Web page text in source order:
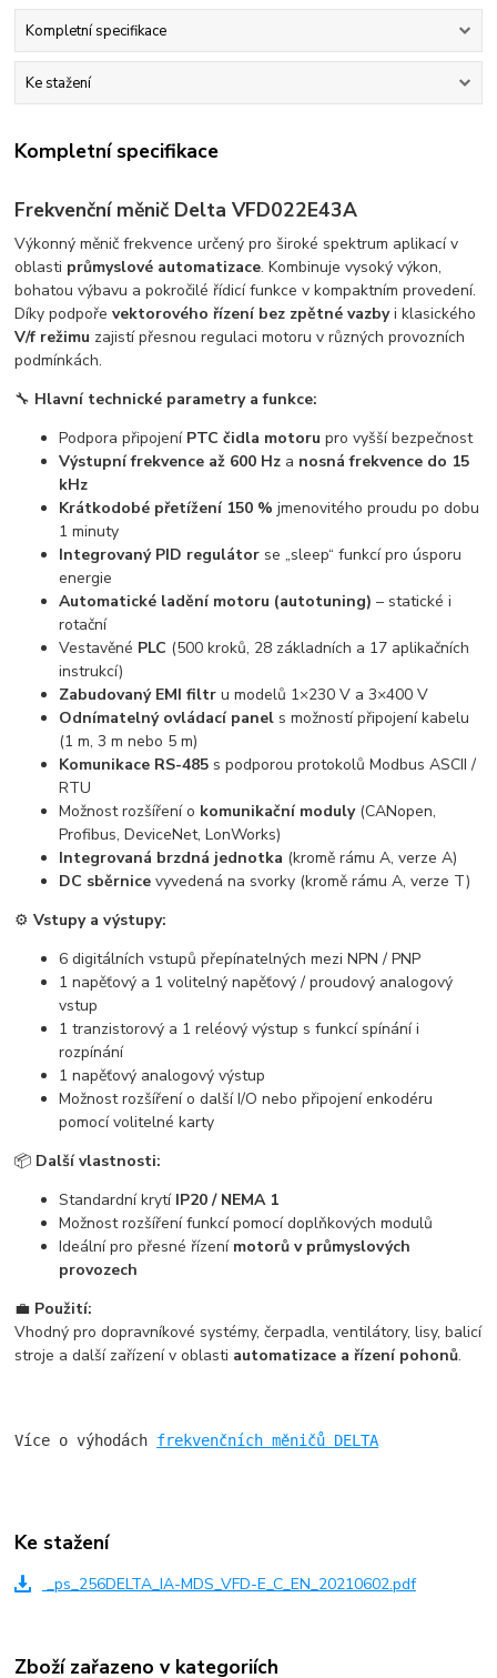
Kompletní specifikace
Ke stažení
Kompletní specifikace
Frekvenční měnič Delta VFD022E43A
Výkonný měnič frekvence určený pro široké spektrum aplikací v
oblasti průmyslové automatizace. Kombinuje vysoký výkon,
bohatou výbavu a pokročilé řídicí funkce v kompaktním provedení.
Díky podpořevektorového řízení bez zpětné vazbyi klasického
V/f režimu zajistí přesnou regulaci motoru v různých provozních
podmínkách.
🔧 Hlavní technické parametry a funkce:
Podpora připojení PTC čidla motoru pro vyšší bezpečnost
Výstupní frekvence až 600 Hz a nosná frekvence do 15
kHz
Krátkodobé přetížení 150 % jmenovitého proudu po dobu
1 minuty
Integrovaný PID regulátor se „sleep“ funkcí pro úsporu
energie
Automatické ladění motoru (autotuning) – statické i
rotační
Vestavěné PLC (500 kroků, 28 základních a 17 aplikačních
instrukcí)
Zabudovaný EMI filtr u modelů 1×230 V a 3×400 V
Odnímatelný ovládací panel s možností připojení kabelu
(1 m, 3 m nebo 5 m)
Komunikace RS-485 s podporou protokolů Modbus ASCII /
RTU
Možnost rozšíření o komunikační moduly(CANopen,
Profibus, DeviceNet, LonWorks)
Integrovaná brzdná jednotka (kromě rámu A, verze A)
DC sběrnice vyvedená na svorky (kromě rámu A, verze T)
⚙️Vstupy a výstupy:
6 digitálních vstupů přepínatelných mezi NPN / PNP
1 napěťový a 1 volitelný napěťový / proudový analogový
vstup
1 tranzistorový a 1 reléový výstup s funkcí spínání i
rozpínání
1 napěťový analogový výstup
Možnost rozšíření o další I/O nebo připojení enkodéru
pomocí volitelné karty
📦 Další vlastnosti:
Standardní krytí IP20 / NEMA 1
Možnost rozšíření funkcí pomocí doplňkových modulů
Ideální pro přesné řízení motorů v průmyslových
provozech
💼 Použití:
Vhodný pro dopravníkové systémy, čerpadla, ventilátory, lisy, balicí
stroje a další zařízení v oblasti automatizace a řízení pohonů.
Více o výhodách frekvenčních měničů DELTA
Ke stažení
_ps_256DELTA_IA-MDS_VFD-E_C_EN_20210602.pdf
Zboží zařazeno v kategoriích